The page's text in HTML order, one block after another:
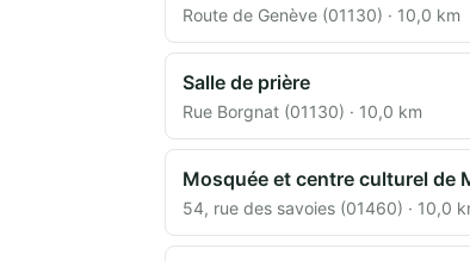
Route de Genève (01130) · 10,0 km
Salle de prière
Rue Borgnat (01130) · 10,0 km
Mosquée et centre culturel de
54, rue des savoies (01460) · 10,0